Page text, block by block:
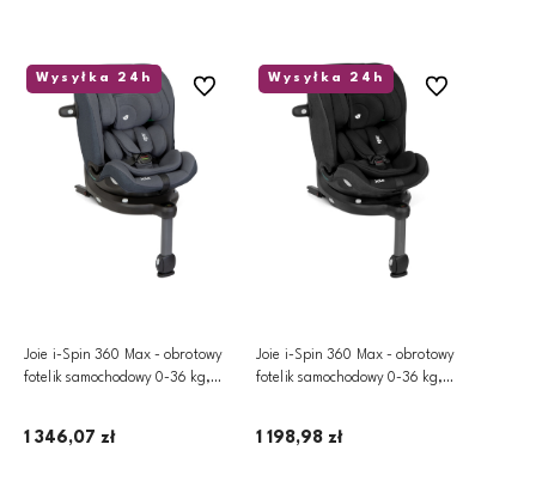
Wysyłka 24h
Joie i-Spin 360 Max - obrotowy
fotelik samochodowy 0-36 kg,
1 346,07 zł
Do ulubionych
Wysyłka 24h
Joie i-Spin 360 Max - obrotowy
fotelik samochodowy 0-36 kg,
1 198,98 zł
Do ulubionych